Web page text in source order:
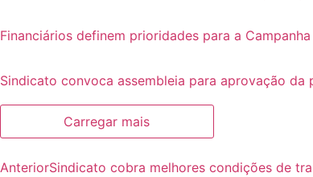
Financiários definem prioridades para a
Sindicato convoca assembleia para aprovação
Carregar mais
AnteriorSindicato cobra melhores condições de